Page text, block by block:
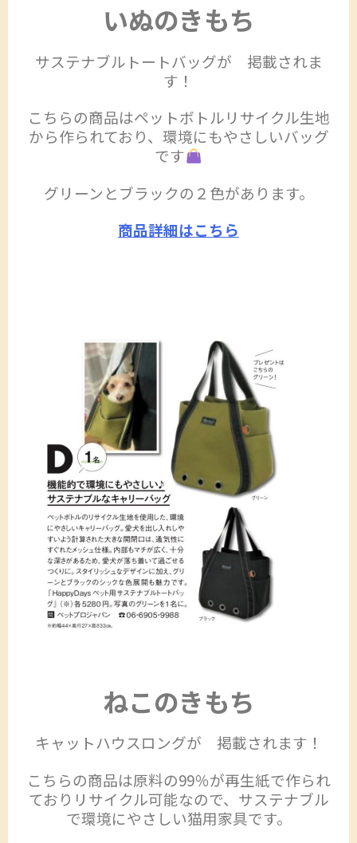
いぬのきもち
サステナブルトートバッグが 掲載されま
す！
こちらの商品はペットボトルリサイクル生地
から作られており、環境にもやさしいバッグ
です
グリーンとブラックの２色があります。
商品詳細はこちら
ねこのきもち
キャットハウスロングが 掲載されます！
こちらの商品は原料の99％が再生紙で作られ
ておりリサイクル可能なので、サステナブル
で環境にやさしい猫用家具です。